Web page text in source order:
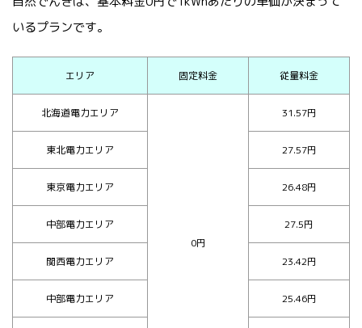
いるプランです。
エリア 固定料金 従量料金
北海道電力エリア
0円
31.57円
東北電力エリア 27.57円
東京電力エリア 26.48円
中部電力エリア 27.5円
関西電力エリア 23.42円
中部電力エリア 25.46円